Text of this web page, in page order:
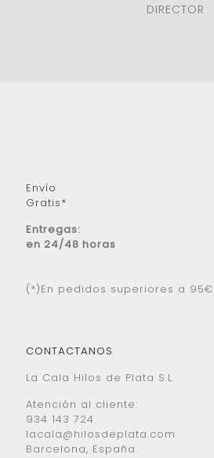
DIRECTOR
Envío
Gratis*
Entregas:
en 24/48 horas
(*)En pedidos superiores a 95€
CONTACTANOS
La Cala Hilos de Plata S.L.
Atención al cliente:
934 143 724
lacala@hilosdeplata.com
Barcelona, España.